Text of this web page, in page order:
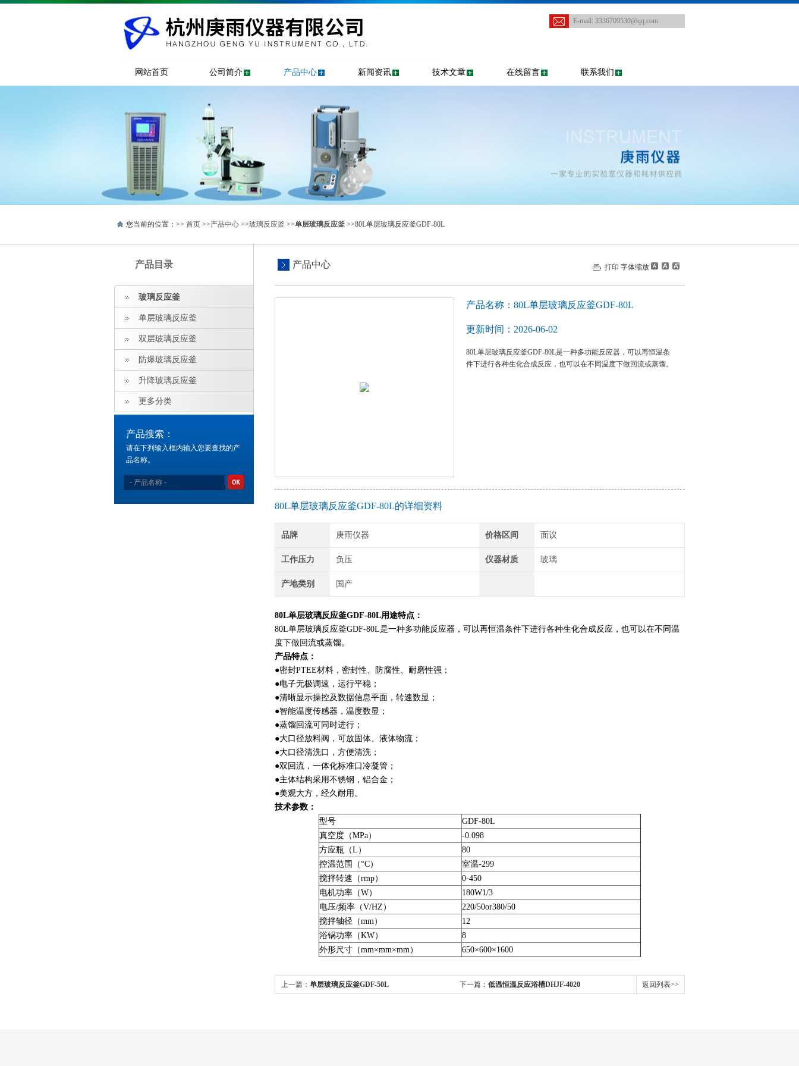
E-mail: 3336709530@qq.com
网站首页 公司简介 产品中心 新闻资讯 技术文章 在线留言 联系我们
您当前的位置：>> 首页 >>产品中心 >>玻璃反应釜 >>单层玻璃反应釜 >>80L单层玻璃反应釜GDF-80L
产品目录
玻璃反应釜
单层玻璃反应釜
双层玻璃反应釜
防爆玻璃反应釜
升降玻璃反应釜
更多分类
产品搜索：
请在下列输入框内输入您要查找的产
品名称。
产品中心 打印 字体缩放
产品名称：80L单层玻璃反应釜GDF-80L
更新时间：2026-06-02
80L单层玻璃反应釜GDF-80L是一种多功能反应器，可以再恒温条
件下进行各种生化合成反应，也可以在不同温度下做回流或蒸馏。
80L单层玻璃反应釜GDF-80L的详细资料
品牌 庚雨仪器 价格区间 面议
工作压力 负压 仪器材质 玻璃
产地类别 国产
80L单层玻璃反应釜GDF-80L用途特点：
80L单层玻璃反应釜GDF-80L是一种多功能反应器，可以再恒温条件下进行各种生化合成反应，也可以在不同温
度下做回流或蒸馏。
产品特点：
●密封PTEE材料，密封性、防腐性、耐磨性强；
●电子无极调速，运行平稳；
●清晰显示操控及数据信息平面，转速数显；
●智能温度传感器，温度数显；
●蒸馏回流可同时进行；
●大口径放料阀，可放固体、液体物流；
●大口径清洗口，方便清洗；
●双回流，一体化标准口冷凝管；
●主体结构采用不锈钢，铝合金；
●美观大方，经久耐用。
技术参数：
型号
GDF-80L
真空度（MPa）
-0.098
方应瓶（L）
80
控温范围（°C）
室温-299
搅拌转速（rmp）
0-450
电机功率（W）
180W1/3
电压/频率（V/HZ）
220/50or380/50
搅拌轴径（mm）
12
浴锅功率（KW）
8
外形尺寸（mm×mm×mm）
650×600×1600
上一篇： 单层玻璃反应釜GDF-50L 下一篇： 低温恒温反应浴槽DHJF-4020 返回列表>>